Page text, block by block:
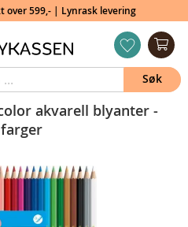
over 599,- | Lynrask levering
akvarell blyanter -
Søk
ønskeliste